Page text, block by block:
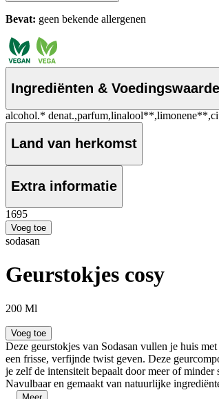
Bevat: geen bekende allergenen
Ingrediënten & Voedingswaarde
alcohol.*
Land van herkomst
Extra informatie
1695
Voeg toe
sodasan
Geurstokjes cosy
200 Ml
Voeg toe
Deze geurstokjes van Sodasan vullen je huis
een frisse, verfijnde twist geven. Deze
je zelf de intensiteit bepaalt door meer of
Navulbaar en gemaakt van natuurlijke
...